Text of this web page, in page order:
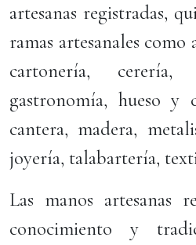
artesanas registradas,
ramas artesanales
cartonería, cerería,
gastronomía, hueso y
cantera, madera,
joyería, talabartería,
Las manos artesanas
conocimiento y